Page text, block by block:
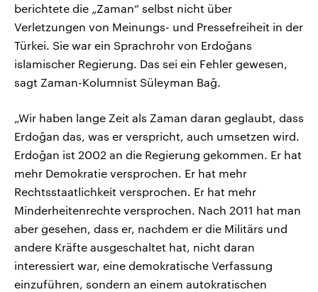
berichtete die „Zaman“ selbst nicht über
Verletzungen von Meinungs- und Pressefreiheit in der
Türkei. Sie war ein Sprachrohr von Erdoğans
islamischer Regierung. Das sei ein Fehler gewesen,
sagt Zaman-Kolumnist Süleyman Bağ.
„Wir haben lange Zeit als Zaman daran geglaubt, dass
Erdoğan das, was er verspricht, auch umsetzen wird.
Erdoğan ist 2002 an die Regierung gekommen. Er hat
mehr Demokratie versprochen. Er hat mehr
Rechtsstaatlichkeit versprochen. Er hat mehr
Minderheitenrechte versprochen. Nach 2011 hat man
aber gesehen, dass er, nachdem er die Militärs und
andere Kräfte ausgeschaltet hat, nicht daran
interessiert war, eine demokratische Verfassung
einzuführen, sondern an einem autokratischen